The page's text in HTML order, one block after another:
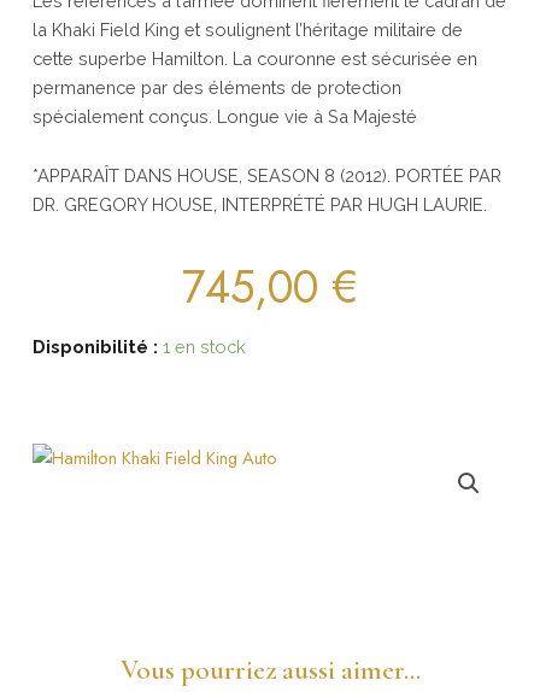
la Khaki Field King et soulignent l’héritage militaire de
cette superbe Hamilton. La couronne est sécurisée en
permanence par des éléments de protection
spécialement conçus. Longue vie à Sa Majesté
*APPARAÎT DANS HOUSE, SEASON 8 (2012). PORTÉE PAR
DR. GREGORY HOUSE, INTERPRÉTÉ PAR HUGH LAURIE.
745,00 €
Disponibilité : 1 en stock
Vous pourriez aussi aimer...